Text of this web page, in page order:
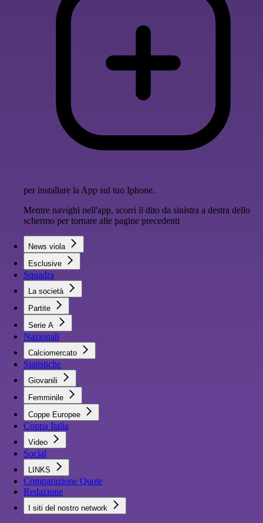
per installare la App sul tuo Iphone.
Mentre navighi nell'app, scorri il dito da sinistra a destra dello
schermo per tornare alle pagine precedenti
News viola
Esclusive
Squadra
La società
Partite
Serie A
Nazionali
Calciomercato
Statistiche
Giovanili
Femminile
Coppe Europee
Coppa Italia
Video
Social
LINKS
Comparazione Quote
Redazione
I siti del nostro network